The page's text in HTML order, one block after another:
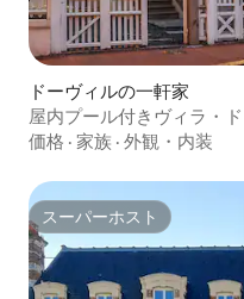
ドーヴィルの一軒家
屋内プール付きヴィラ・
価格 · 家族 · 外観・内装
スーパーホスト
スーパーホスト